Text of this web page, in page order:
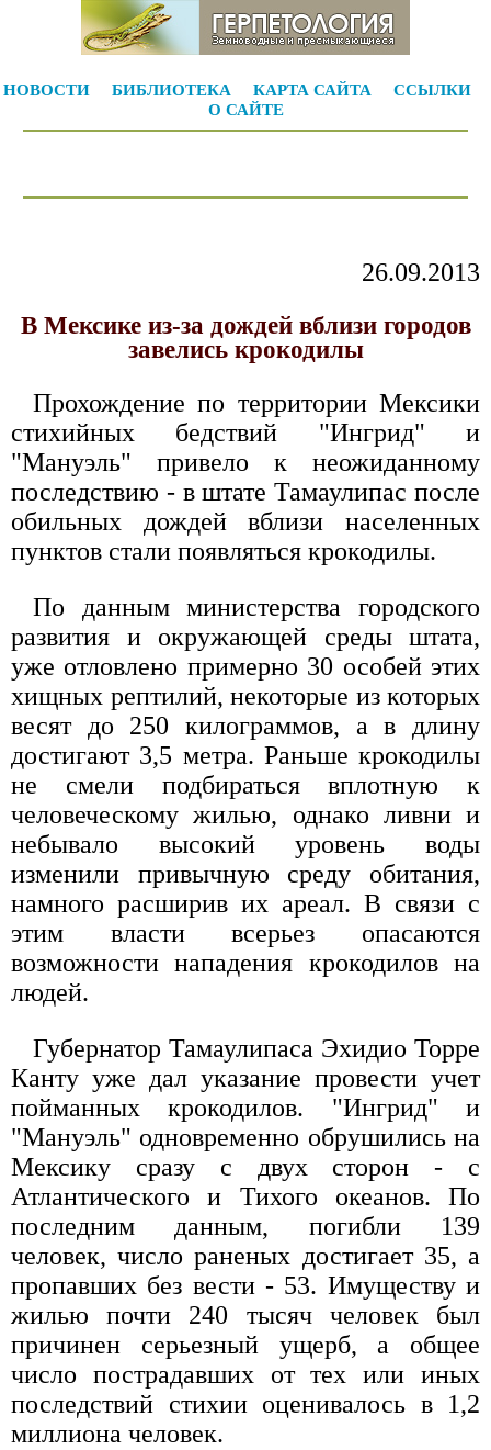
НОВОСТИ БИБЛИОТЕКА КАРТА САЙТА
ССЫЛКИ
О САЙТЕ
26.09.2013
В Мексике из-за дождей вблизи городов
завелись крокодилы
Прохождение по территории Мексики
стихийных бедствий "Ингрид" и
"Мануэль" привело к неожиданному
последствию - в штате Тамаулипас после
обильных дождей вблизи населенных
пунктов стали появляться крокодилы.
По данным министерства городского
развития и окружающей среды штата,
уже отловлено примерно 30 особей этих
хищных рептилий, некоторые из которых
весят до 250 килограммов, а в длину
достигают 3,5 метра. Раньше крокодилы
не смели подбираться вплотную к
человеческому жилью, однако ливни и
небывало высокий уровень воды
изменили привычную среду обитания,
намного расширив их ареал. В связи с
этим власти всерьез опасаются
возможности нападения крокодилов на
людей.
Губернатор Тамаулипаса Эхидио Торре
Канту уже дал указание провести учет
пойманных крокодилов. "Ингрид" и
"Мануэль" одновременно обрушились на
Мексику сразу с двух сторон - с
Атлантического и Тихого океанов. По
последним данным, погибли 139
человек, число раненых достигает 35, а
пропавших без вести - 53. Имуществу и
жилью почти 240 тысяч человек был
причинен серьезный ущерб, а общее
число пострадавших от тех или иных
последствий стихии оценивалось в 1,2
миллиона человек.